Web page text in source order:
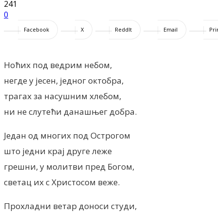
241
0
Facebook X ReddIt Email
Ноћих под ведрим небом,
негде у јесен, једног октобра,
трагах за насушним хлебом,
ни не слутећи данашњег добра.
Један од многих под Острогом
што једни крај друге леже
грешни, у молитви пред Богом,
светац их с Христосом веже.
Прохладни ветар доноси студи,